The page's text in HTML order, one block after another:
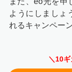
ようにしましょ
れるキャンペー
＼10